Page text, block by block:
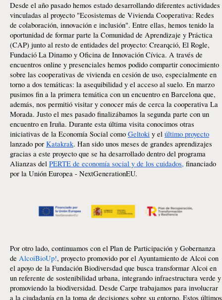
Desde el año pasado hemos estado desarrollando diferentes actividades
vinculadas al proyecto "Ecosistemas de Vivienda Cooperativa: Redes
de colaboración, innovación e inclusión". Entre ellas, hemos tenido la
oportunidad de formar parte la Comunidad de Aprendizaje y Práctica
(CAP) junto al resto de entidades del proyecto: Crearqció, El Rogle,
Fundació La Dinamo y Oficina de Innovación Cívica. A través de
encuentros online y presenciales hemos podido compartir conocimiento
sobre las cooperativas de vivienda en cesión de uso, especialmente en
torno a dos temáticas: la asequibilidad y el acceso al suelo. En marzo
pusimos fin a la primera temática con un encuentro en Barcelona que,
además, nos permitió visitar y conocer más de cerca la cooperativa La
Morada. Justo el mes pasado finalizábamos la segunda parte con un
encuentro en Iruña. Durante esta última visita conocimos otras
iniciativas de la Economía Social como Geltoki y el último proyecto
lanzado por Katakrak. Han sido unos meses de grandes aprendizajes
gracias a este proyecto que se ha desarrollado dentro del programa
Alianzas del PERTE de economía social y de los cuidados, financiado
por la Unión Europea - NextGenerationEU.
Por otro lado, continuamos con el Plan de Participación y Gobernanza
de AlcoiBioUp!, proyecto promovido por el Ayuntamiento de Alcoi con
el apoyo de la Fundación Biodiversdad que busca transformar Alcoi en
un referente de sostenibilidad urbana, integrando infraestructura verde y
promoviendo la biodiversidad. Desde Carpe trabajamos para involucrar
a la ciudadanía en la toma de decisiones sobre su entorno. Estos últimos